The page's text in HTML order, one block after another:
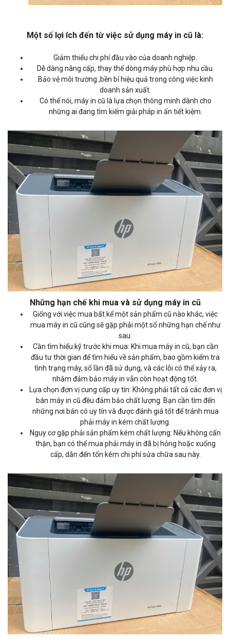
Một số lợi ích đến từ việc sử dụng máy in cũ là:
Giảm thiểu chi phí đầu vào của doanh nghiệp.
Dễ dàng nâng cấp, thay thế dòng máy phù hợp nhu cầu.
Bảo vệ môi trường ,bền bỉ hiệu quả trong công việc kinh
doanh sản xuất.
Có thể nói, máy in cũ là lựa chọn thông minh dành cho
những ai đang tìm kiếm giải pháp in ấn tiết kiệm.
Những hạn chế khi mua và sử dụng máy in cũ
Giống với việc mua bất kể một sản phẩm cũ nào khác, việc
mua máy in cũ cũng sẽ gặp phải một số những hạn chế như
sau:
Cần tìm hiểu kỹ trước khi mua: Khi mua máy in cũ, bạn cần
đầu tư thời gian để tìm hiểu về sản phẩm, bao gồm kiểm tra
tình trạng máy, số lần đã sử dụng, và các lỗi có thể xảy ra,
nhằm đảm bảo máy in vẫn còn hoạt động tốt.
Lựa chọn đơn vị cung cấp uy tín: Không phải tất cả các đơn vị
bán máy in cũ đều đảm bảo chất lượng. Bạn cần tìm đến
những nơi bán có uy tín và được đánh giá tốt để tránh mua
phải máy in kém chất lượng.
Nguy cơ gặp phải sản phẩm kém chất lượng: Nếu không cẩn
thận, bạn có thể mua phải máy in đã bị hỏng hoặc xuống
cấp, dẫn đến tốn kém chi phí sửa chữa sau này.